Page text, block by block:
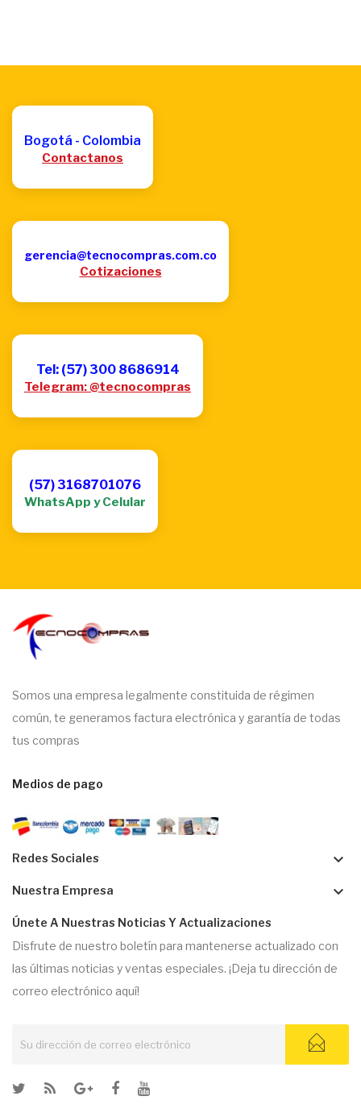
Bogotá - Colombia
Contactanos
gerencia@tecnocompras.com.co
Cotizaciones
Tel: (57) 300 8686914
Telegram: @tecnocompras
(57) 3168701076
WhatsApp y Celular
Somos una empresa legalmente constituida de régimen
común, te generamos factura electrónica y garantía de todas
tus compras
Medios de pago
Redes Sociales keyboard_arrow_down
Nuestra Empresa keyboard_arrow_down
Únete A Nuestras Noticias Y Actualizaciones
Disfrute de nuestro boletín para mantenerse actualizado con
las últimas noticias y ventas especiales. ¡Deja tu dirección de
correo electrónico aquí!